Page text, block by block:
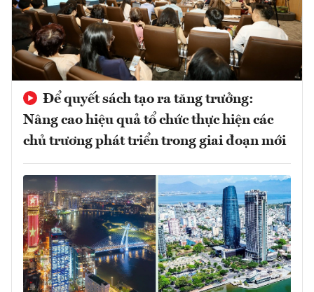
Để quyết sách tạo ra tăng trưởng:
Nâng cao hiệu quả tổ chức thực hiện các
chủ trương phát triển trong giai đoạn mới